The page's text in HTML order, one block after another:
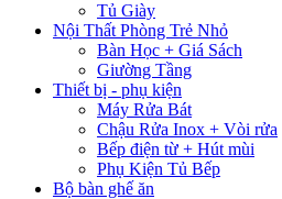
Tủ Giày
Nội Thất Phòng Trẻ Nhỏ
Bàn Học + Giá Sách
Giường Tầng
Thiết bị - phụ kiện
Máy Rửa Bát
Chậu Rửa Inox + Vòi rửa
Bếp điện từ + Hút mùi
Phụ Kiện Tủ Bếp
Bộ bàn ghế ăn